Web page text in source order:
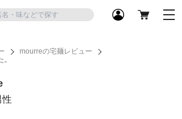
mourreの宅麺レビュー
性